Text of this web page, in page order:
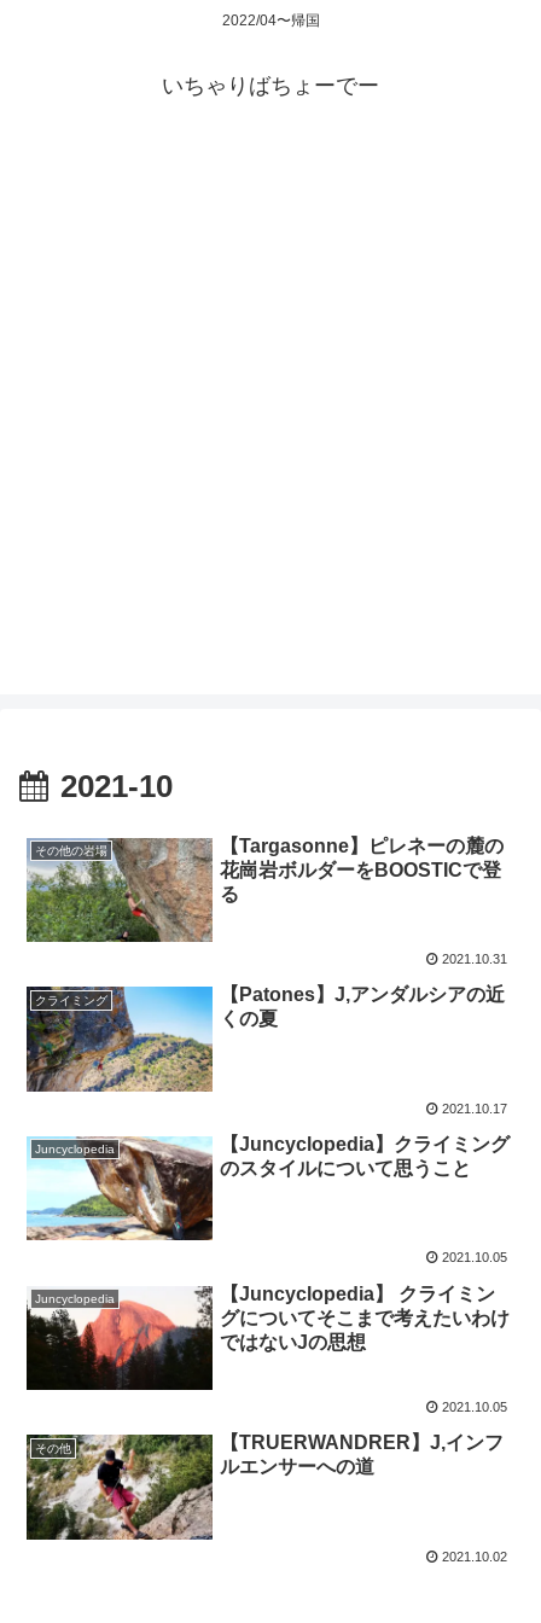
2022/04〜帰国
いちゃりばちょーでー
2021-10
その他の岩場
【Targasonne】ピレネーの麓の
花崗岩ボルダーをBOOSTICで登
る
2021.10.31
クライミング
【Patones】J,アンダルシアの近
くの夏
2021.10.17
Juncyclopedia
【Juncyclopedia】クライミング
のスタイルについて思うこと
2021.10.05
Juncyclopedia
【Juncyclopedia】 クライミン
グについてそこまで考えたいわけ
ではないJの思想
2021.10.05
その他
【TRUERWANDRER】J,インフ
ルエンサーへの道
2021.10.02